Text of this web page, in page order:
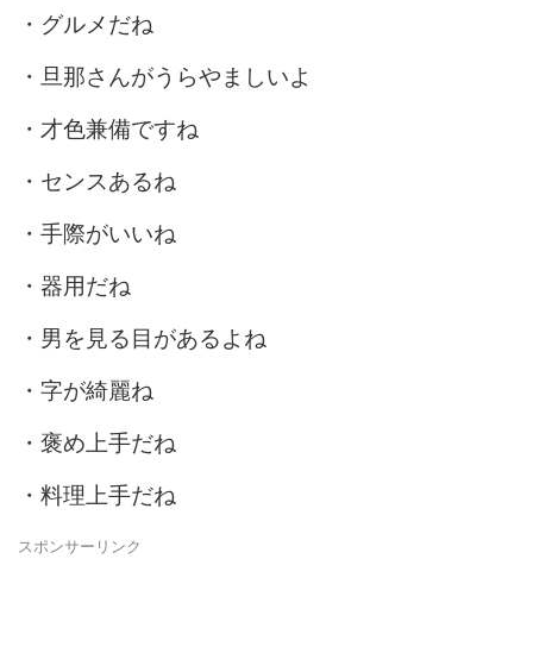
・グルメだね
・旦那さんがうらやましいよ
・才色兼備ですね
・センスあるね
・手際がいいね
・器用だね
・男を見る目があるよね
・字が綺麗ね
・褒め上手だね
・料理上手だね
スポンサーリンク